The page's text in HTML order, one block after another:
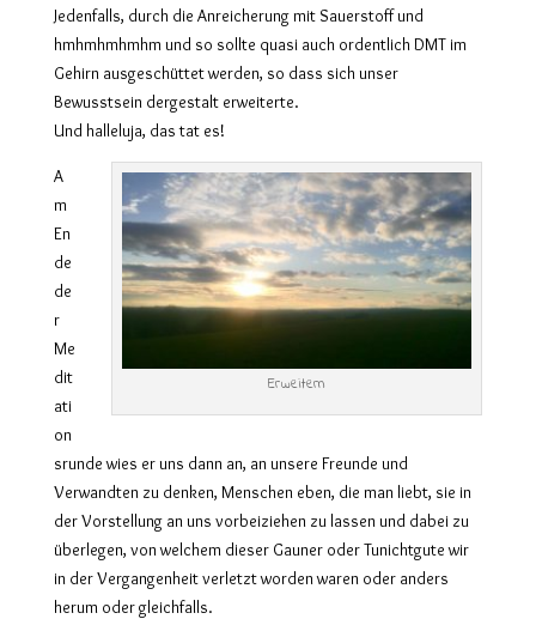
Jedenfalls, durch die Anreicherung mit Sauerstoff und
hmhmhmhmhm und so sollte quasi auch ordentlich DMT im
Gehirn ausgeschüttet werden, so dass sich unser
Bewusstsein dergestalt erweiterte.
Und halleluja, das tat es!
Erweitern
A
m
En
de
de
r
Me
dit
ati
on
srunde wies er uns dann an, an unsere Freunde und
Verwandten zu denken, Menschen eben, die man liebt, sie in
der Vorstellung an uns vorbeiziehen zu lassen und dabei zu
überlegen, von welchem dieser Gauner oder Tunichtgute wir
in der Vergangenheit verletzt worden waren oder anders
herum oder gleichfalls.